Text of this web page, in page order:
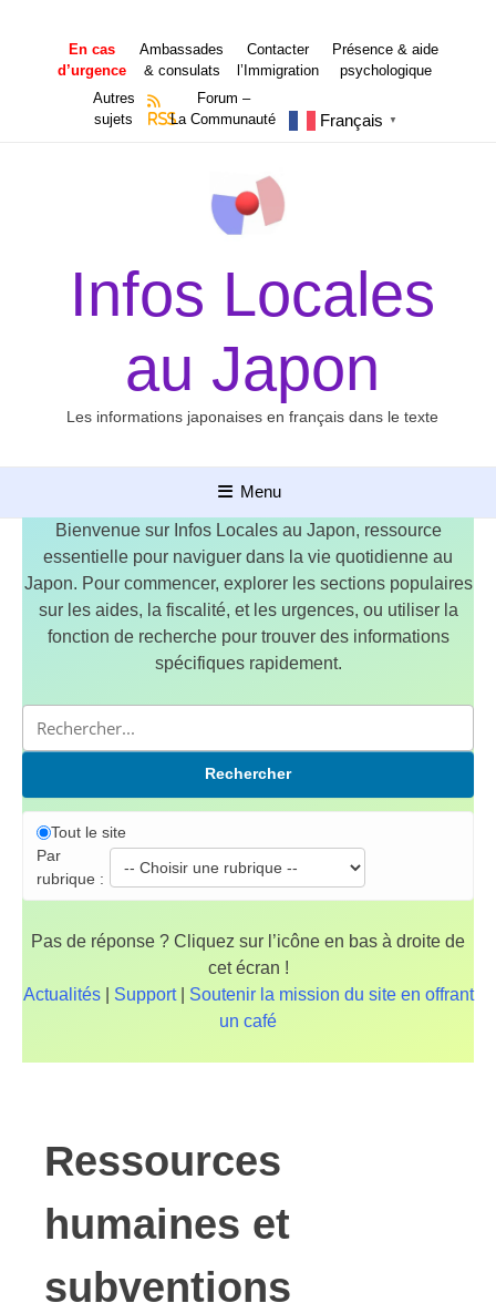
contenu
En cas
d’urgence
Ambassades
& consulats
Contacter
l’Immigration
Présence & aide
psychologique
Autres
sujets
RSS
Forum –
La Communauté
Français ▼
Infos Locales
au Japon
Les informations japonaises en français dans le texte
Menu
Bienvenue sur Infos Locales au Japon, ressource
essentielle pour naviguer dans la vie quotidienne au
Japon. Pour commencer, explorer les sections populaires
sur les aides, la fiscalité, et les urgences, ou utiliser la
fonction de recherche pour trouver des informations
spécifiques rapidement.
Rechercher
Tout le site
Par
rubrique :
Pas de réponse ? Cliquez sur l’icône en bas à droite de
cet écran !
Actualités| Support| Soutenir la mission du site en offrant
un café
Ressources
humaines et
subventions